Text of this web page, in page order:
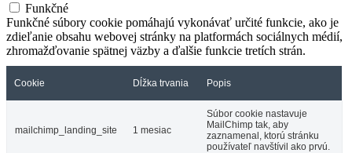
Funkčné
Funkčné súbory cookie pomáhajú vykonávať určité funkcie, ako je
zdieľanie obsahu webovej stránky na platformách sociálnych médií,
zhromažďovanie spätnej väzby a ďalšie funkcie tretích strán.
Cookie Dĺžka trvania Popis
mailchimp_landing_site 1 mesiac
Súbor cookie nastavuje
MailChimp tak, aby
zaznamenal, ktorú stránku
používateľ navštívil ako prvú.